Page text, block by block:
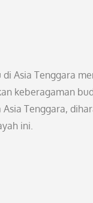
Asia Tenggara
keberagaman
Tenggara,
ini.